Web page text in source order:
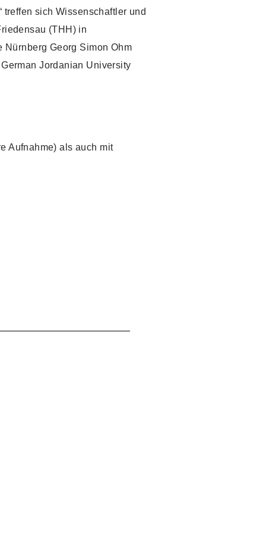
treffen sich Wissenschaftler und
(THH) in
Nürnberg Georg Simon Ohm
Jordanian University
Aufnahme) als auch mit